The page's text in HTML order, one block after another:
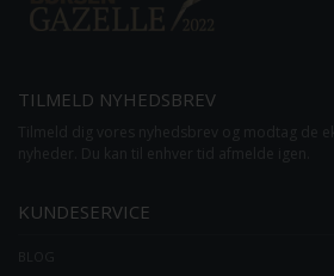
TILMELD NYHEDSBREV
KUNDESERVICE